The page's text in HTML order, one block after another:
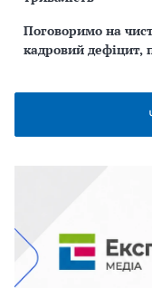
Поговоримо на
кадровий дефіцит,